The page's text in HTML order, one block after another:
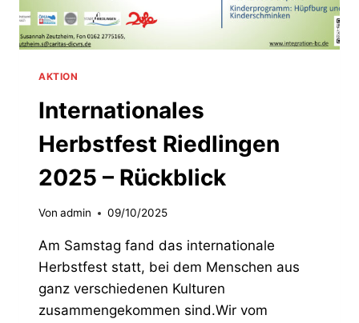
AKTION
Internationales
Herbstfest Riedlingen
2025 – Rückblick
Von admin 09/10/2025
Am Samstag fand das internationale
Herbstfest statt, bei dem Menschen aus
ganz verschiedenen Kulturen
zusammengekommen sind.Wir vom